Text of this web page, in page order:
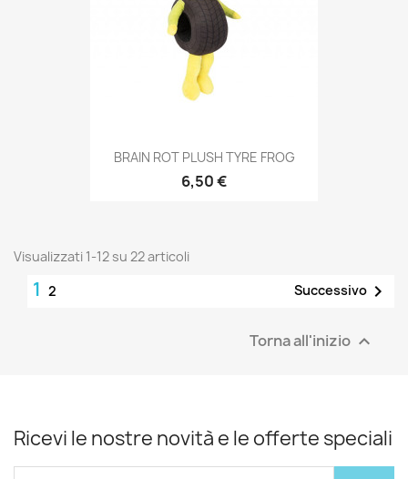
BRAIN ROT PLUSH TYRE FROG
6,50 €
Visualizzati 1-12 su 22 articoli
1 2 Successivo 
Torna all'inizio 
Ricevi le nostre novità e le offerte speciali